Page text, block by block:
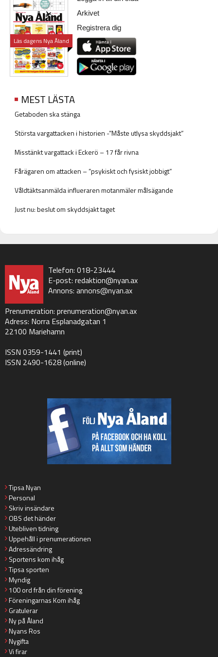
Läs dagens Nya Åland
Arkivet
Registrera dig
MEST LÄSTA
Getaboden ska stänga
Största vargattacken i historien -”Måste utlysa skyddsjakt”
Misstänkt vargattack i Eckerö – 17 får rivna
Fårägaren om attacken – ”psykiskt och fysiskt jobbigt”
Våldtäktsanmälda influeraren motanmäler målsägande
Just nu: beslut om skyddsjakt taget
Telefon: 018-23444
E-post: redaktion@nyan.ax
Annons: annons@nyan.ax
Prenumeration: prenumeration@nyan.ax
Adress: Norra Esplanadgatan 1
22100 Mariehamn
ISSN 0359-1441 (print)
ISSN 2490-1628 (online)
Tipsa Nyan
Personal
Skriv insändare
OBS det händer
Utebliven tidning
Uppehåll i prenumerationen
Adressändring
Sportens kom ihåg
Tipsa sporten
Myndig
100 ord från din förening
Föreningarnas Kom ihåg
Gratulerar
Ny på Åland
Nyans Ros
Nygifta
Vi firar